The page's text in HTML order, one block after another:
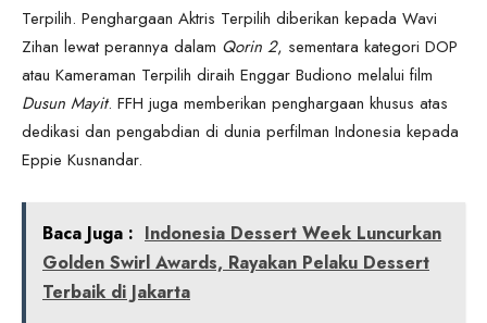
Terpilih. Penghargaan Aktris Terpilih diberikan kepada Wavi
Zihan lewat perannya dalam Qorin 2, sementara kategori DOP
atau Kameraman Terpilih diraih Enggar Budiono melalui film
Dusun Mayit. FFH juga memberikan penghargaan khusus atas
dedikasi dan pengabdian di dunia perfilman Indonesia kepada
Eppie Kusnandar.
Baca Juga : Indonesia Dessert Week Luncurkan
Golden Swirl Awards, Rayakan Pelaku Dessert
Terbaik di Jakarta